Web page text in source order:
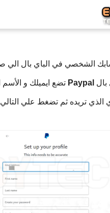
Paypal
الذي تريده ثم تضغط علي التالي